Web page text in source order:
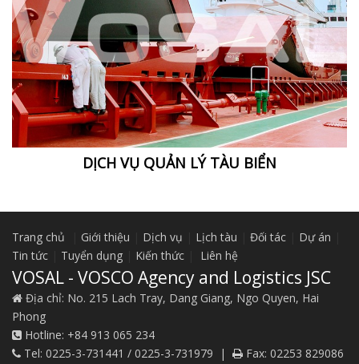
DỊCH VỤ QUẢN LÝ TÀU BIỂN
Trang chủ Giới thiệu Dịch vụ Lịch tàu Đối tác Dự án
Tin tức
Tuyển dụng Kiến thức Liên hệ
VOSAL - VOSCO Agency and Logistics JSC
Địa chỉ: No. 215 Lach Tray, Dang Giang, Ngo Quyen, Hai
Phong
Hotline: +84 913 065 234
Tel: 0225-3-731441 / 0225-3-731979 | Fax: 02253 829086